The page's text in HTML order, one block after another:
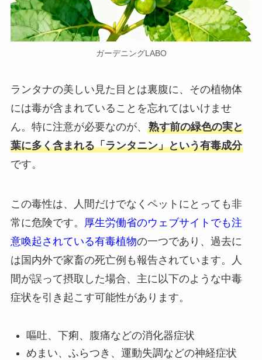
ガーデニングLABO
ランタナの美しい見た目とは裏腹に、その植物体
には毒が含まれていることを忘れてはいけませ
ん。特に注意が必要なのが、 熟す前の緑色の実と
葉に多く含まれる「ランタニン」という有毒成分
です。
この毒性は、人間だけでなくペットにとっても非
常に危険です。
厚生労働省のウェブサイトでも注
意喚起されている有毒植物の一つであり、過去に
は国内外で家畜の死亡例も報告されています。人
間が誤って摂取した場合、主に以下のような中毒
症状を引き起こす可能性があります。
嘔吐、下痢、腹痛などの消化器症状
めまい、ふらつき、運動失調などの神経症状